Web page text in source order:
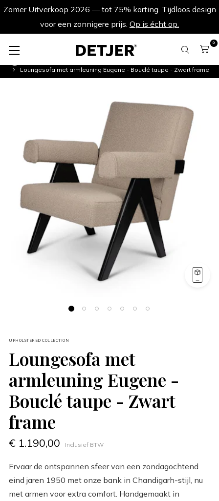
Zomer Uitverkoop 2026 — tot 75% korting. Tijdloos design
voor een zonnigere prijs. Op is écht op.
0
Loungesofa met armleuning Eugene - Bouclé taupe - Zwart frame
UPHOLSTERED COLLECTION
Loungesofa met
armleuning Eugene -
Bouclé taupe - Zwart
frame
€ 1.190,00 Inclusief BTW
Ervaar de ontspannen sfeer van een zondagochtend
eind jaren 1950 met onze bank in Chandigarh-stijl, nu
met armen voor extra comfort. Handgemaakt in